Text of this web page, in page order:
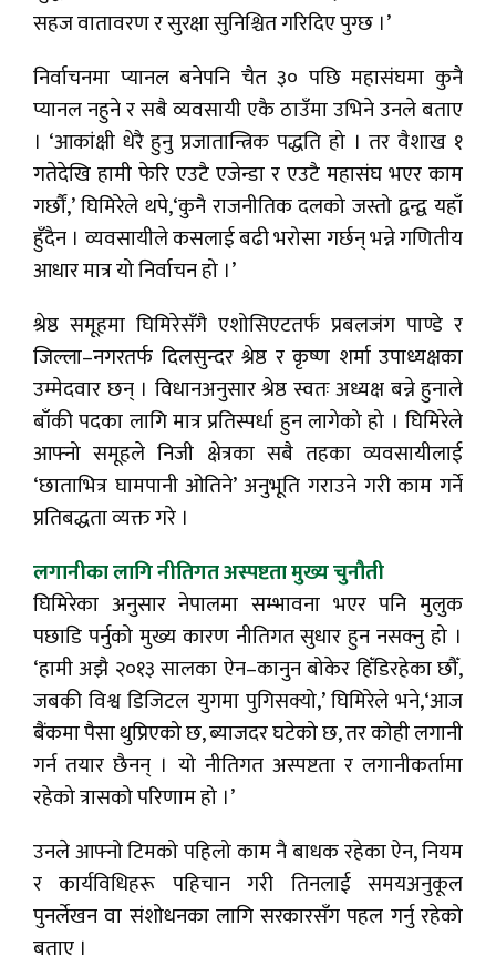
सहज वातावरण र सुरक्षा सुनिश्चित गरिदिए पुग्छ ।’
निर्वाचनमा प्यानल बनेपनि चैत ३० पछि महासंघमा कुनै
प्यानल नहुने र सबै व्यवसायी एकै ठाउँमा उभिने उनले बताए
। ‘आकांक्षी धेरै हुनु प्रजातान्त्रिक पद्धति हो । तर वैशाख १
गतेदेखि हामी फेरि एउटै एजेन्डा र एउटै महासंघ भएर काम
गर्छौं,’ घिमिरेले थपे,‘कुनै राजनीतिक दलको जस्तो द्वन्द्व यहाँ
हुँदैन । व्यवसायीले कसलाई बढी भरोसा गर्छन् भन्ने गणितीय
आधार मात्र यो निर्वाचन हो ।’
श्रेष्ठ समूहमा घिमिरेसँगै एशोसिएटतर्फ प्रबलजंग पाण्डे र
जिल्ला–नगरतर्फ दिलसुन्दर श्रेष्ठ र कृष्ण शर्मा उपाध्यक्षका
उम्मेदवार छन् । विधानअनुसार श्रेष्ठ स्वतः अध्यक्ष बन्ने हुनाले
बाँकी पदका लागि मात्र प्रतिस्पर्धा हुन लागेको हो । घिमिरेले
आफ्नो समूहले निजी क्षेत्रका सबै तहका व्यवसायीलाई
‘छाताभित्र घामपानी ओतिने’ अनुभूति गराउने गरी काम गर्ने
प्रतिबद्धता व्यक्त गरे ।
लगानीका लागि नीतिगत अस्पष्टता मुख्य चुनौती
घिमिरेका अनुसार नेपालमा सम्भावना भएर पनि मुलुक
पछाडि पर्नुको मुख्य कारण नीतिगत सुधार हुन नसक्नु हो ।
‘हामी अझै २०१३ सालका ऐन–कानुन बोकेर हिँडिरहेका छौँ,
जबकी विश्व डिजिटल युगमा पुगिसक्यो,’ घिमिरेले भने,‘आज
बैंकमा पैसा थुप्रिएको छ, ब्याजदर घटेको छ, तर कोही लगानी
गर्न तयार छैनन् । यो नीतिगत अस्पष्टता र लगानीकर्तामा
रहेको त्रासको परिणाम हो ।’
उनले आफ्नो टिमको पहिलो काम नै बाधक रहेका ऐन, नियम
र कार्यविधिहरू पहिचान गरी तिनलाई समयअनुकूल
पुनर्लेखन वा संशोधनका लागि सरकारसँग पहल गर्नु रहेको
बताए ।